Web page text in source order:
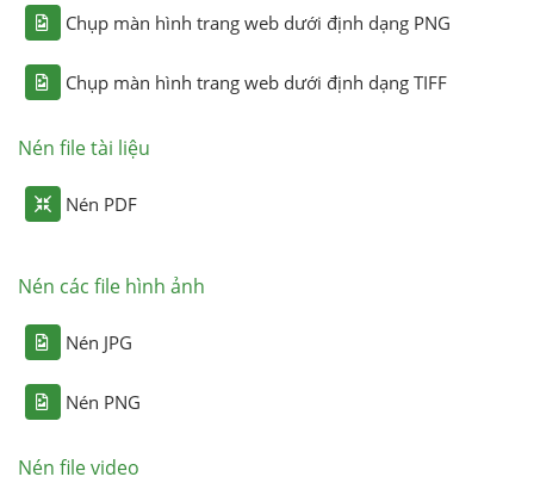
Chụp màn hình trang web dưới định dạng PNG
Chụp màn hình trang web dưới định dạng TIFF
Nén file tài liệu
Nén PDF
Nén các file hình ảnh
Nén JPG
Nén PNG
Nén file video